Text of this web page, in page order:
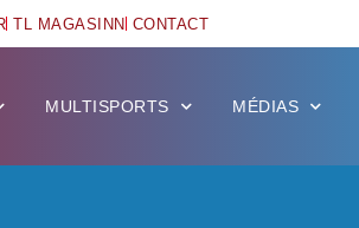
TL MAGASINN CONTACT
MULTISPORTS MÉDIAS